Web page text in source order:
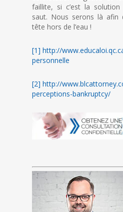
faillite, si c’est la
saut. Nous serons là afin
tête hors de l’eau !
[1] http://
personnelle
[2] http://
perceptions-bankruptcy/